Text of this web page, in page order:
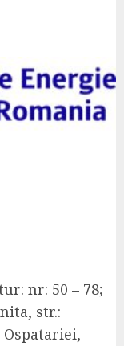
nr: 50 – 78;
str.: